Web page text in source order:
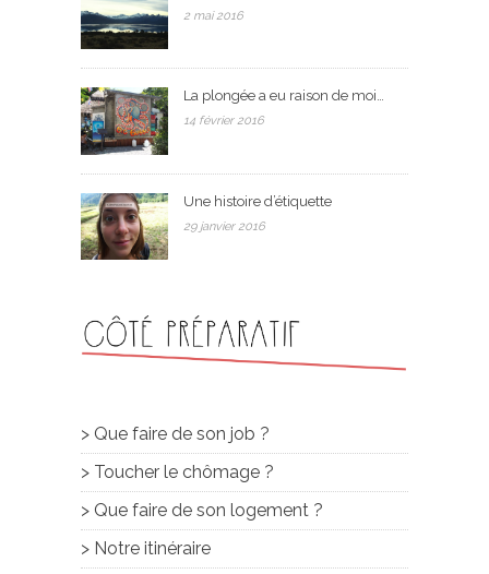
2 mai 2016
La plongée a eu raison de moi…
14 février 2016
Une histoire d’étiquette
29 janvier 2016
> Que faire de son job ?
> Toucher le chômage ?
> Que faire de son logement ?
> Notre itinéraire